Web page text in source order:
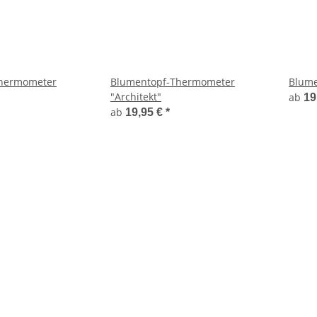
Blumentopf-Thermometer
"Architekt"
ab 19,95 € *
ab